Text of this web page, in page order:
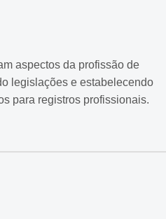
aspectos da profissão de
legislações e estabelecendo
para registros profissionais.